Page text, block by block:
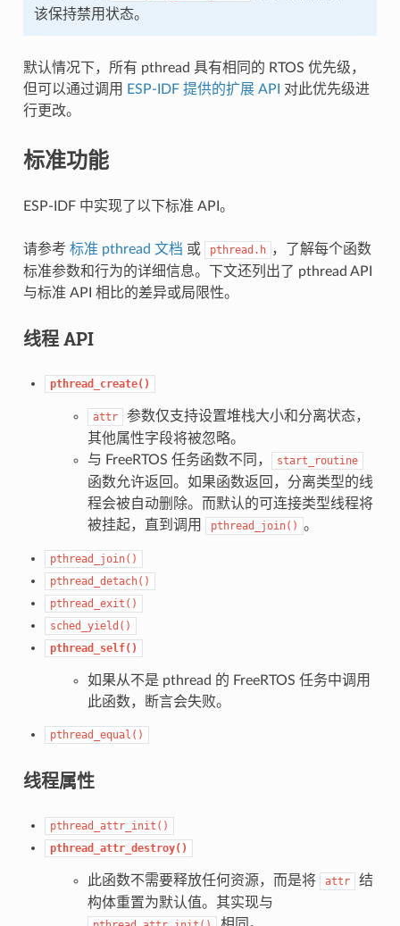
该保持禁用状态。
默认情况下，所有 pthread 具有相同的 RTOS 优先级，
但可以通过调用
ESP-IDF 提供的扩展 API
对此优先级进
行更改。
标准功能
ESP-IDF 中实现了以下标准 API。
请参考 标准 pthread 文档 或 pthread.h ，了解每个函数
标准参数和行为的详细信息。下文还列出了 pthread API
与标准 API 相比的差异或局限性。
线程 API
pthread_create()
attr
参数仅支持设置堆栈大小和分离状态，
其他属性字段将被忽略。
与 FreeRTOS 任务函数不同，
start_routine
函数允许返回。如果函数返回，分离类型的线
程会被自动删除。而默认的可连接类型线程将
被挂起，直到调用
pthread_join() 。
pthread_join()
pthread_detach()
pthread_exit()
sched_yield()
pthread_self()
如果从不是 pthread 的 FreeRTOS 任务中调用
此函数，断言会失败。
pthread_equal()
线程属性
pthread_attr_init()
pthread_attr_destroy()
此函数不需要释放任何资源，而是将 attr
结
构体重置为默认值。其实现与